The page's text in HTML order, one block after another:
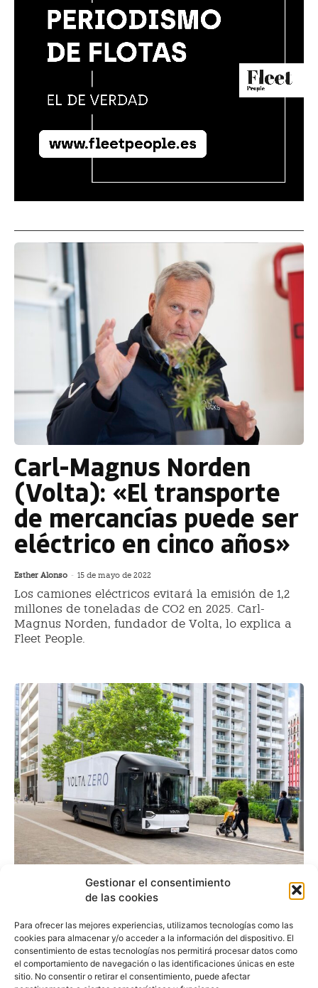
Gestionar el consentimiento
de las cookies
Para ofrecer las mejores experiencias, utilizamos tecnologías como las
cookies para almacenar y/o acceder a la información del dispositivo. El
consentimiento de estas tecnologías nos permitirá procesar datos como
el comportamiento de navegación o las identificaciones únicas en este
sitio. No consentir o retirar el consentimiento, puede afectar
Carl-Magnus Norden
(Volta): «El transporte
de mercancías puede ser
eléctrico en cinco años»
Esther Alonso - 15 de mayo de 2022
Los camiones eléctricos evitará la emisión de 1,2
millones de toneladas de CO2 en 2025. Carl-
Magnus Norden, fundador de Volta, lo explica a
Fleet People.
Volta Trucks aterrizará
en USA a finales de 2023
con Volta Zero de clase 7